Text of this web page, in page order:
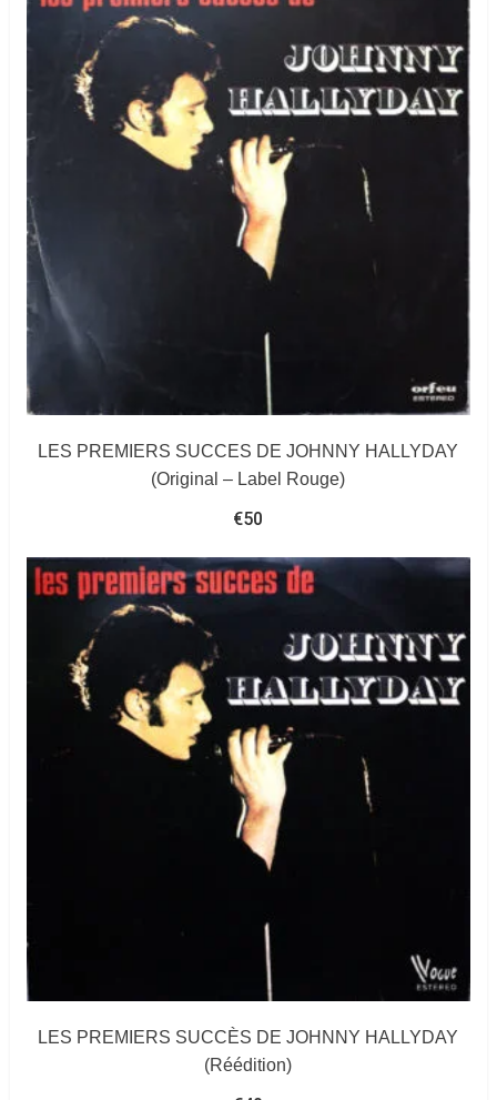
LES PREMIERS SUCCES DE JOHNNY HALLYDAY
(Original – Label Rouge)
€50
LES PREMIERS SUCCÈS DE JOHNNY HALLYDAY
(Réédition)